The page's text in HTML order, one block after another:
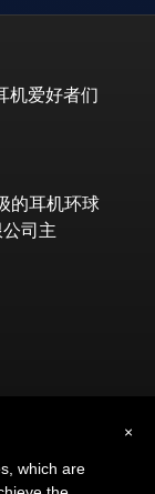
机爱好者们
的耳机环球
司主
×
which are